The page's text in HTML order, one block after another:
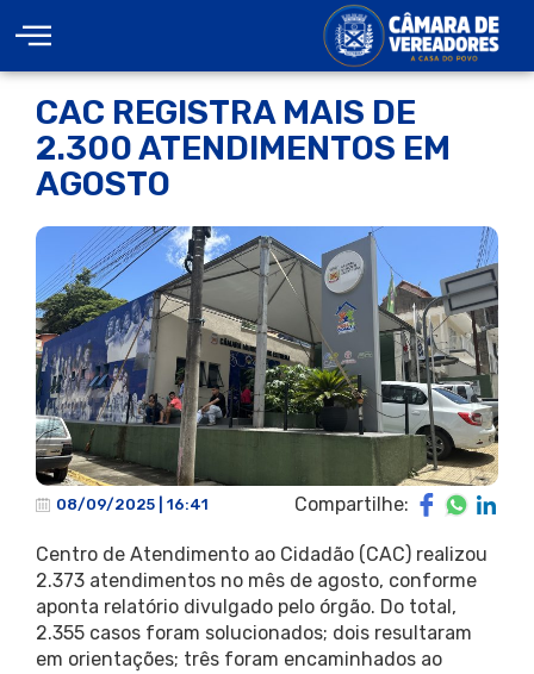
CAC REGISTRA MAIS DE
2.300 ATENDIMENTOS EM
AGOSTO
08/09/2025 | 16:41 Compartilhe:
Centro de Atendimento ao Cidadão (CAC) realizou
2.373 atendimentos no mês de agosto, conforme
aponta relatório divulgado pelo órgão. Do total,
2.355 casos foram solucionados; dois resultaram
em orientações; três foram encaminhados ao